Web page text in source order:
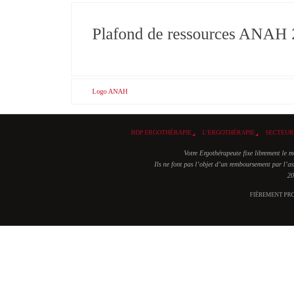
Plafond de ressources ANAH
Logo ANAH
BDP ERGOTHÉRAPIE L’ERGOTHÉRAPIE
Votre Ergothérapeute fixe librement le
Ils ne font pas l’objet d’un remboursement par
FIÈREMENT